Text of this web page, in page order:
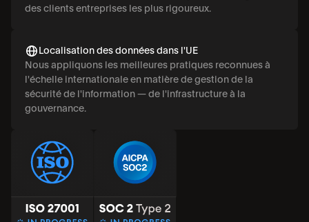
des clients entreprises les plus rigoureux.
Localisation des données dans l'UE
Nous appliquons les meilleures pratiques reconnues à
l'échelle internationale en matière de gestion de la
sécurité de l'information — de l'infrastructure à la
gouvernance.